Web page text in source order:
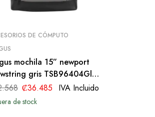
DE CÓMPUTO
mochila 15” newport
gris TSB96404Gl-
₡36.485 IVA Incluido
de stock